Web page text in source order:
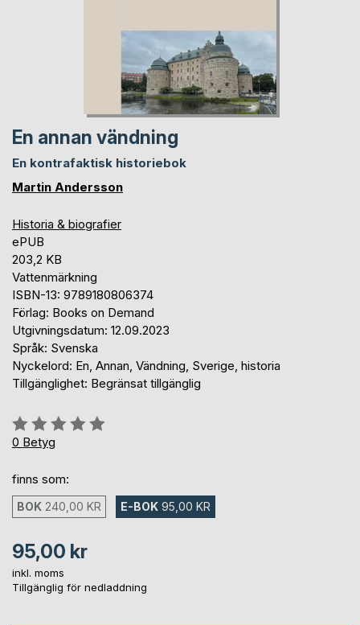
En annan vändning
En kontrafaktisk historiebok
Martin Andersson
Historia & biografier
ePUB
203,2 KB
Vattenmärkning
ISBN-13: 9789180806374
Förlag: Books on Demand
Utgivningsdatum: 12.09.2023
Språk: Svenska
Nyckelord: En, Annan, Vändning, Sverige, historia
Tillgänglighet: Begränsat tillgänglig
Betyg::
0%
0 Betyg
finns som:
BOK 240,00 KR E-BOK 95,00 KR
95,00 kr
inkl. moms
Tillgänglig för nedladdning